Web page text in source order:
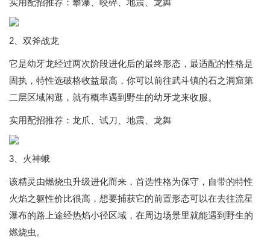
实用配招推荐：攀瀑、咬碎、地震、龙舞
2、双斧战龙
它是幼牙龙经过两次阶段进化后的最终形态，最适配的性格是
固执，特性选破格收益最高，你可以前往武斗镇的石之洞窟第
二层区域闲逛，就有概率遇到野生的幼牙龙来收服。
实用配招推荐：龙爪、试刀、地震、龙舞
3、火神蛾
该精灵由燃烧虫升级进化而来，首选性格为保守，自带的特性
火焰之躯性价比很高，想要捕获它的前置形态可以在去往流星
瀑布的路上途经热焰小径区域，在周边场景里就能遇到野生的
燃烧虫。